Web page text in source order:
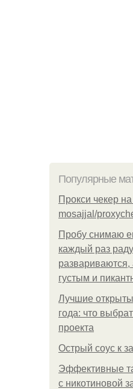
Популярные
Прокси чекер
mosajjal/
Пробу снимаю
каждый раз
развариваются,
густым и
Лучшие
года: что
проекта
Острый соус к
Эффективные
с никотиновой